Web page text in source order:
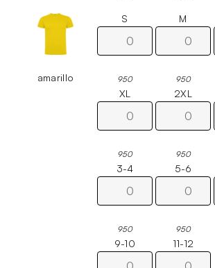
amarillo
S
950
M
950
XL
950
2XL
950
3-4
950
5-6
950
9-10 11-12